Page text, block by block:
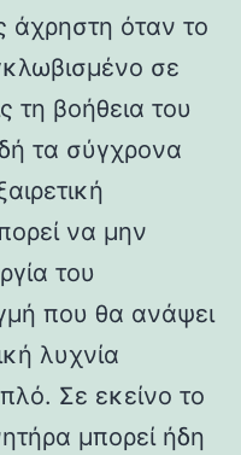
άχρηστη όταν το
σε
τη βοήθεια του
τα σύγχρονα
να μην
του
που θα ανάψει
λυχνία
Σε εκείνο το
μπορεί ήδη